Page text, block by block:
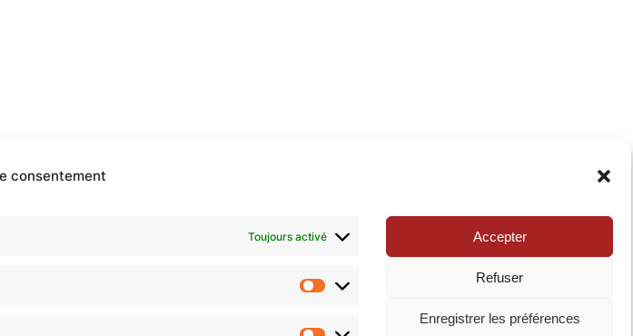
consentement
Toujours activé Accepter
Refuser
Enregistrer les préférences
nos réseaux !